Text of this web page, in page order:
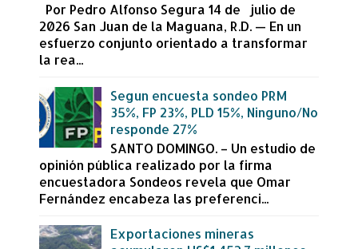
Por Pedro Alfonso Segura 14 de julio de
2026 San Juan de la Maguana, R.D. — En un
esfuerzo conjunto orientado a transformar
la rea...
Segun encuesta sondeo PRM
35%, FP 23%, PLD 15%, Ninguno/No
responde 27%
SANTO DOMINGO. – Un estudio de
opinión pública realizado por la firma
encuestadora Sondeos revela que Omar
Fernández encabeza las preferenci...
Exportaciones mineras